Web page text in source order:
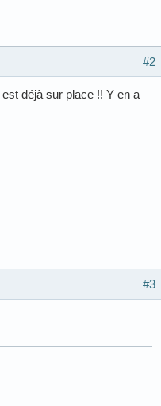
#2
déjà sur place !! Y en a
#3